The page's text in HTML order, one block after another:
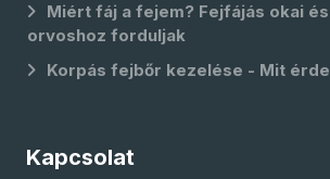
Miért fáj a fejem? Fejfájás okai
orvoshoz forduljak
Korpás fejbőr kezelése - Mit
Kapcsolat